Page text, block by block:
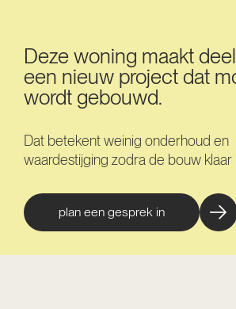
Deze woning maakt
een nieuw project dat
wordt gebouwd.
Dat betekent weinig onderhoud en
waardestijging zodra de bouw klaar
plan een gesprek in